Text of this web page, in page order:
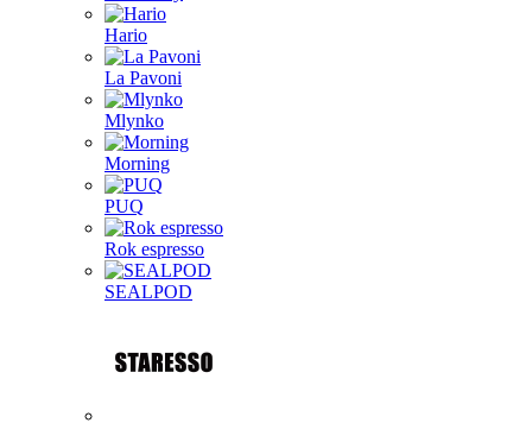
Hario
La Pavoni
Mlynko
Morning
PUQ
Rok espresso
SEALPOD